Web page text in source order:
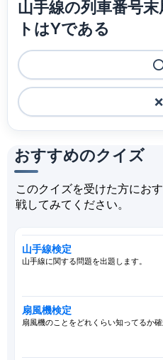
山手線の列車番号
トはYである
❌
おすすめのクイズ
このクイズを受けた方にお
戦してみてください。
山手線検定
山手線に関する問題を出題します。
扇風機検定
扇風機のことをどれくらい知ってるか確